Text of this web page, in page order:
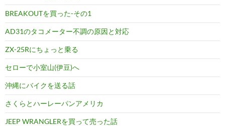
BREAKOUTを買った-その1
AD31のタコメーター不調の原因と対応
ZX-25Rにちょっと乗る
セローで小室山(伊豆)へ
沖縄にバイクを送る話
さくらとハーレーパンアメリカ
JEEP WRANGLERを買って売った話